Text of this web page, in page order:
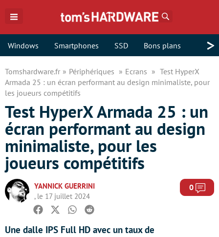
Windows Smartphones SSD Bons plans >
Tomshardware.fr Périphériques Ecrans
Test HyperX
Armada 25 : un écran performant au design minimaliste, pour
les joueurs compétitifs
Test HyperX Armada 25 : un
écran performant au design
minimaliste, pour les
joueurs compétitifs
YANNICK GUERRINI
, le 17 juillet 2024
0
Facebook
TwitterWhatsapp
Reddit
Une dalle IPS Full HD avec un taux de